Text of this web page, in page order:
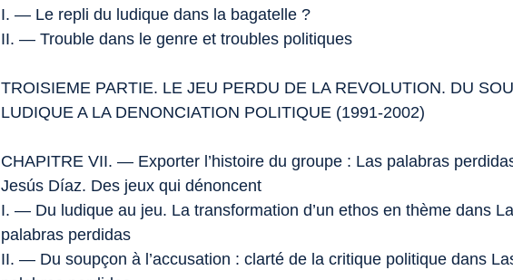
I. — Le repli du ludique dans la bagatelle ?
II. — Trouble dans le genre et troubles politiques
TROISIEME PARTIE. LE JEU PERDU DE LA REVOLUTION. DU
LUDIQUE A LA DENONCIATION POLITIQUE (1991-2002)
CHAPITRE VII. — Exporter l’histoire du groupe : Las palabras
Jesús Díaz. Des jeux qui dénoncent
I. — Du ludique au jeu. La transformation d’un ethos en thème dans
palabras perdidas
II. — Du soupçon à l’accusation : clarté de la critique politique dans